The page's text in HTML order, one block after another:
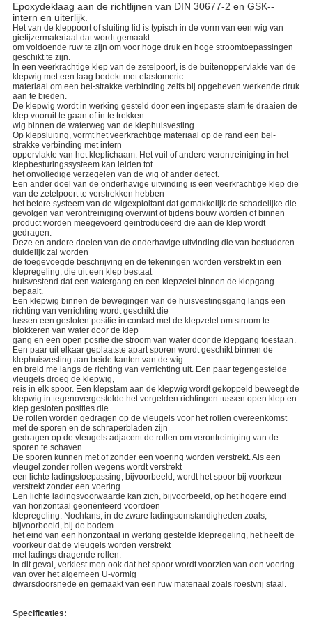
Epoxydeklaag aan de richtlijnen van DIN 30677-2 en GSK--
intern en uiterlijk.
Het van de kleppoort of sluiting lid is typisch in de vorm van een wig van
gietijzermateriaal dat wordt gemaakt
om voldoende ruw te zijn om voor hoge druk en hoge stroomtoepassingen
geschikt te zijn.
In een veerkrachtige klep van de zetelpoort, is de buitenoppervlakte van de
klepwig met een laag bedekt met elastomeric
materiaal om een bel-strakke verbinding zelfs bij opgeheven werkende druk
aan te bieden.
De klepwig wordt in werking gesteld door een ingepaste stam te draaien de
klep vooruit te gaan of in te trekken
wig binnen de waterweg van de klephuisvesting.
Op klepsluiting, vormt het veerkrachtige materiaal op de rand een bel-
strakke verbinding met intern
oppervlakte van het kleplichaam. Het vuil of andere verontreiniging in het
klepbesturingssysteem kan leiden tot
het onvolledige verzegelen van de wig of ander defect.
Een ander doel van de onderhavige uitvinding is een veerkrachtige klep die
van de zetelpoort te verstrekken hebben
het betere systeem van de wigexploitant dat gemakkelijk de schadelijke die
gevolgen van verontreiniging overwint of tijdens bouw worden of binnen
product worden meegevoerd geïntroduceerd die aan de klep wordt
gedragen.
Deze en andere doelen van de onderhavige uitvinding die van bestuderen
duidelijk zal worden
de toegevoegde beschrijving en de tekeningen worden verstrekt in een
klepregeling, die uit een klep bestaat
huisvestend dat een watergang en een klepzetel binnen de klepgang
bepaalt.
Een klepwig binnen de bewegingen van de huisvestingsgang langs een
richting van verrichting wordt geschikt die
tussen een gesloten positie in contact met de klepzetel om stroom te
blokkeren van water door de klep
gang en een open positie die stroom van water door de klepgang toestaan.
Een paar uit elkaar geplaatste apart sporen wordt geschikt binnen de
klephuisvesting aan beide kanten van de wig
en breid me langs de richting van verrichting uit. Een paar tegengestelde
vleugels droeg de klepwig,
reis in elk spoor. Een klepstam aan de klepwig wordt gekoppeld beweegt de
klepwig in tegenovergestelde het vergelden richtingen tussen open klep en
klep gesloten posities die.
De rollen worden gedragen op de vleugels voor het rollen overeenkomst
met de sporen en de schraperbladen zijn
gedragen op de vleugels adjacent de rollen om verontreiniging van de
sporen te schaven.
De sporen kunnen met of zonder een voering worden verstrekt. Als een
vleugel zonder rollen wegens wordt verstrekt
een lichte ladingstoepassing, bijvoorbeeld, wordt het spoor bij voorkeur
verstrekt zonder een voering.
Een lichte ladingsvoorwaarde kan zich, bijvoorbeeld, op het hogere eind
van horizontaal georiënteerd voordoen
klepregeling. Nochtans, in de zware ladingsomstandigheden zoals,
bijvoorbeeld, bij de bodem
het eind van een horizontaal in werking gestelde klepregeling, het heeft de
voorkeur dat de vleugels worden verstrekt
met ladings dragende rollen.
In dit geval, verkiest men ook dat het spoor wordt voorzien van een voering
van over het algemeen U-vormig
dwarsdoorsnede en gemaakt van een ruw materiaal zoals roestvrij staal.
Specificaties: